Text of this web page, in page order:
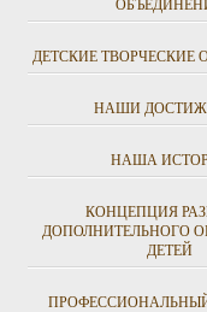
ДЕТСКИЕ ТВОРЧЕСКИЕ
НАШИ
НАША
КОНЦЕПЦИЯ
ДОПОЛНИТЕЛЬНОГО
ДЕТЕЙ